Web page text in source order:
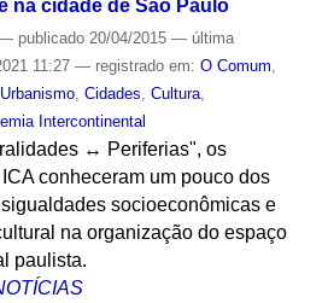
na cidade de São Paulo
publicado20/04/2015 — última
11:27 — registrado em: O Comum,
Urbanismo, Cidades, Cultura,
Intercontinental
↔ Periferias", os
conheceram um pouco dos
socioeconômicas e
na organização do espaço
paulista.